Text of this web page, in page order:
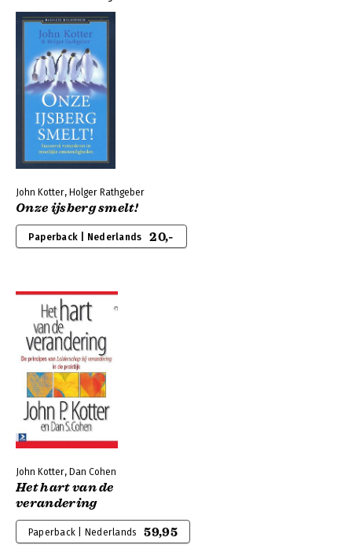
John Kotter, Holger Rathgeber
Onze ijsberg smelt!
Paperback | Nederlands 20,-
John Kotter, Dan Cohen
Het hart van de
verandering
Paperback | Nederlands 59,95